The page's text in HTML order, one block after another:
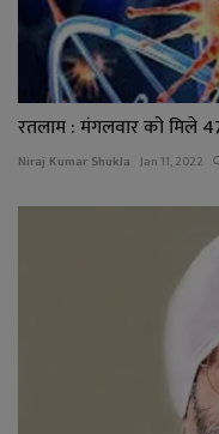
रतलाम : मंगलवार को मिले
Niraj Kumar Shukla Jan 11, 2022